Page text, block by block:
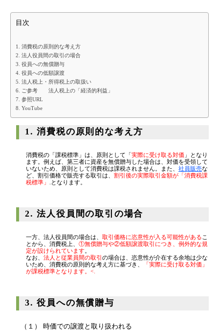
通常料金
他の税理士事務所からの切り替えの場合
ベンチャー企業応援パック
記帳代行/その他
個人事業主のお客様
事務所案内
代表挨拶
神戸オフィス
事務所概要
代表プロフィール
スタッフプロフィール
採用情報
税金の豆知識
人のちょっとお得な税金の豆知識
相続専門サイト：
目次
1. 消費税の原則的な考え方
2. 法人役員間の取引の場合
3. 役員への無償贈与
4. 役員への低額譲渡
5. 法人税上・所得税上の取扱い
6. ご参考 法人税上の「経済的利益」
7. 参照URL
8. YouTube
1. 消費税の原則的な考え方
消費税の「課税標準」は、原則として「実際に受け取る対価 」となり
ます。例えば、第三者に資産を無償贈与した場合は、対価を受領して
いないため、原則として消費税は課税されません。また、 社員販売な
ど、割引価格で販売する取引は、 割引後の実際取引金額が「消費税課
税標準」
.となります。
2. 法人役員間の取引の場合
一方、法人役員間の場合は、 取引価格に恣意性が入る可能性がある こ
とから、消費税上、 ①無償贈与や②低額譲渡取引につき、例外的な規
定が設けられています。
なお、 法人と従業員間の取引の場合は、恣意性が介在する余地は少な
いため、消費税の原則的な考え方に基づき、
「実際に受け取る対価」
が課税標準となります。<.
3. 役員への無償贈与
（１） 時価での譲渡と取り扱われる